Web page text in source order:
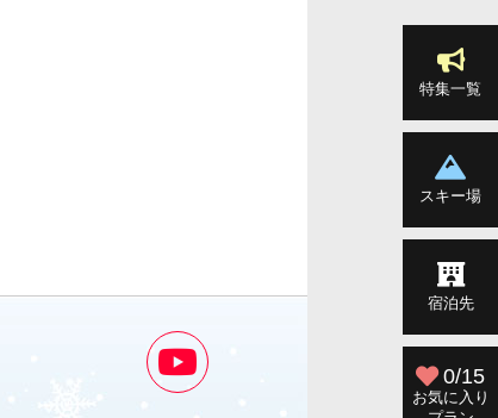
特集一覧
スキー場
宿泊先
0/15
お気に入り